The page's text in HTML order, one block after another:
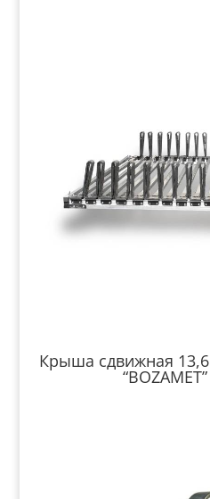
Крыша сдвижная